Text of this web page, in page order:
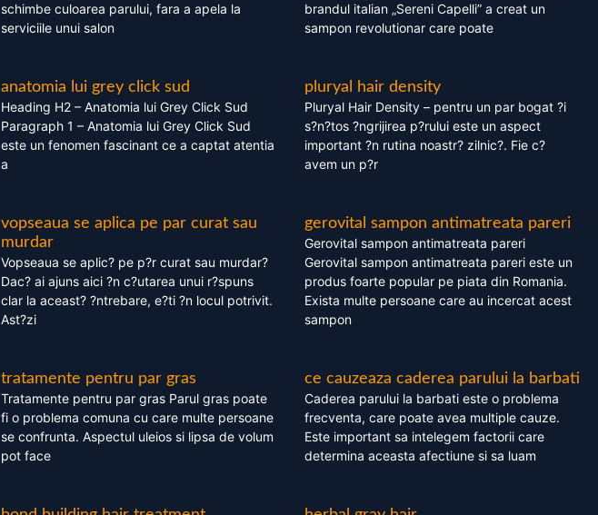
schimbe culoarea parului, fara a apela la
serviciile unui salon
brandul italian „Sereni Capelli” a creat un
sampon revolutionar care poate
anatomia lui grey click sud
Heading H2 – Anatomia lui Grey Click Sud
Paragraph 1 – Anatomia lui Grey Click Sud
este un fenomen fascinant ce a captat atentia
a
pluryal hair density
Pluryal Hair Density – pentru un par bogat ?i
s?n?tos ?ngrijirea p?rului este un aspect
important ?n rutina noastr? zilnic?. Fie c?
avem un p?r
vopseaua se aplica pe par curat sau
murdar
Vopseaua se aplic? pe p?r curat sau murdar?
Dac? ai ajuns aici ?n c?utarea unui r?spuns
clar la aceast? ?ntrebare, e?ti ?n locul potrivit.
Ast?zi
gerovital sampon antimatreata pareri
Gerovital sampon antimatreata pareri
Gerovital sampon antimatreata pareri este un
produs foarte popular pe piata din Romania.
Exista multe persoane care au incercat acest
sampon
tratamente pentru par gras
Tratamente pentru par gras Parul gras poate
fi o problema comuna cu care multe persoane
se confrunta. Aspectul uleios si lipsa de volum
pot face
ce cauzeaza caderea parului la barbati
Caderea parului la barbati este o problema
frecventa, care poate avea multiple cauze.
Este important sa intelegem factorii care
determina aceasta afectiune si sa luam